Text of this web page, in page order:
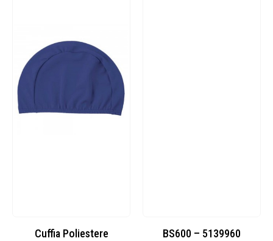
Cuffia Poliestere BS600 – 5139960